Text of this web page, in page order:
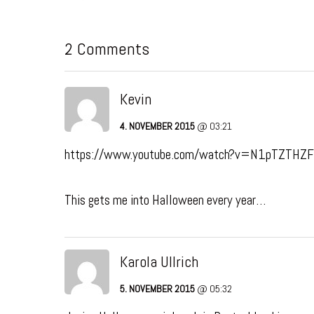
2 Comments
Kevin
4. NOVEMBER 2015 @ 03:21
https://www.youtube.com/
This gets me into Halloween every year…
Karola Ullrich
5. NOVEMBER 2015 @ 05:32